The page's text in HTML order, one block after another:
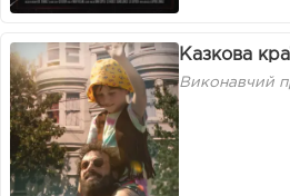
Казкова
Виконавчий